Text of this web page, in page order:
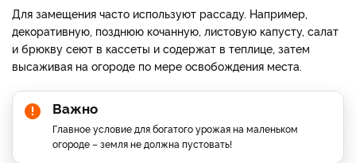
Для замещения часто используют рассаду. Например,
декоративную, позднюю кочанную, листовую капусту, салат
и брюкву сеют в кассеты и содержат в теплице, затем
высаживая на огороде по мере освобождения места.
Важно
Главное условие для богатого урожая на маленьком
огороде – земля не должна пустовать!